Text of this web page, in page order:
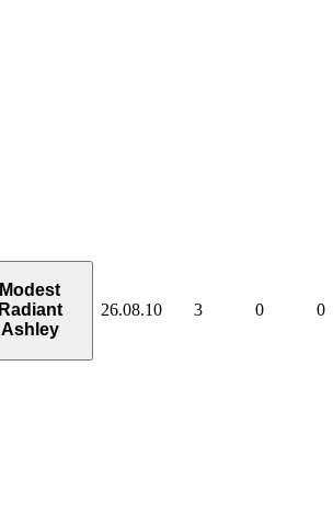
Modest
Radiant
Ashley
26.08.10 3 0 0